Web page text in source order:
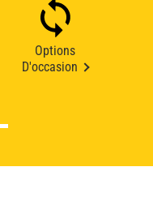
Options
D'occasion